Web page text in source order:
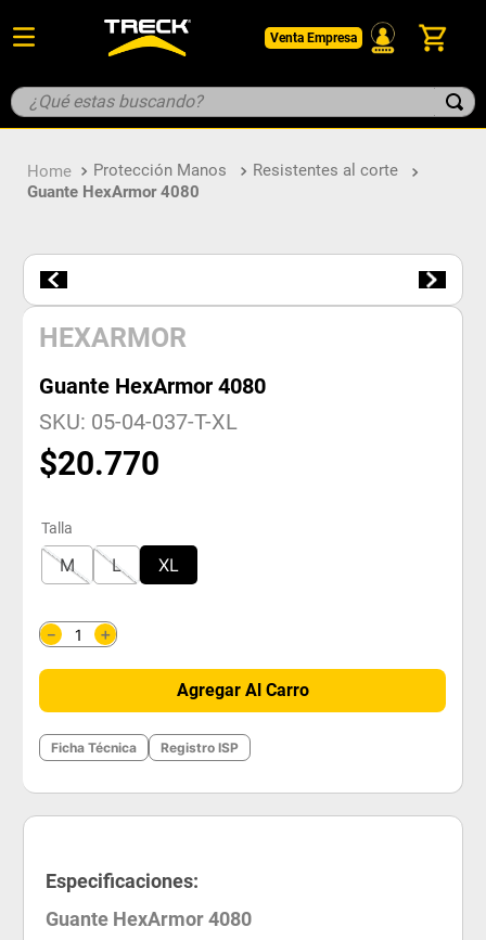
Venta Empresa
¿Qué estas buscando?
Protección Manos
Resistentes al corte
Guante HexArmor 4080
HEXARMOR
Guante HexArmor 4080
SKU: 05-04-037-T-XL
$20.770
Talla
M L XL
＋
－
Agregar Al Carro
Ficha Técnica Registro ISP
Especificaciones:
Guante HexArmor 4080
1. botin